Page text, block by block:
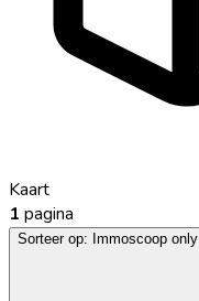
Kaart
1 pagina
Sorteer op: Immoscoop only